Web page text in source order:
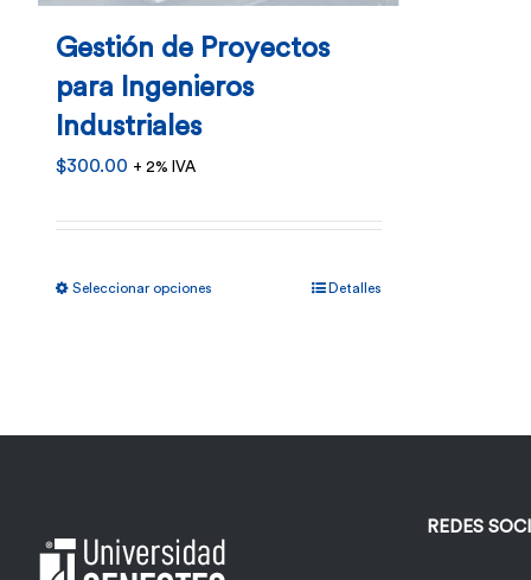
Gestión de Proyectos
para Ingenieros
Industriales
$300.00 + 2% IVA
Seleccionar opciones
pueden
Detalles
REDES